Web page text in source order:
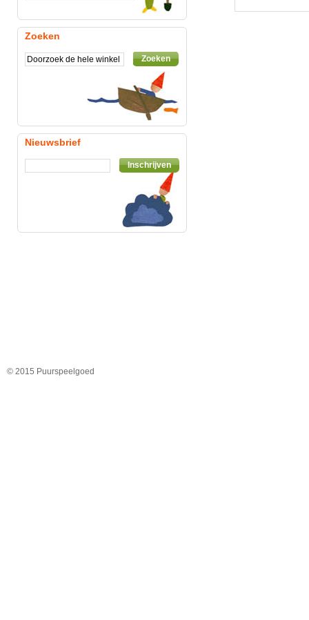
Zoeken
Zoeken
Nieuwsbrief
Inschrijven
© 2015 Puurspeelgoed